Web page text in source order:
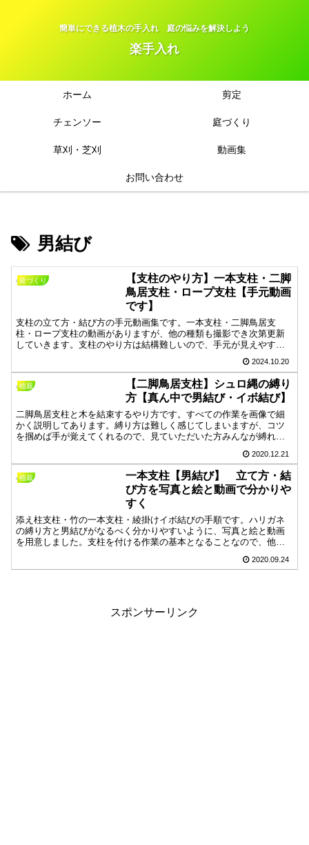
簡単にできる植木の手入れ 庭の悩みを解決しよう
楽手入れ
ホーム 剪定
チェンソー 庭づくり
草刈・芝刈 動画集
お問い合わせ
男結び
庭づくり
【支柱のやり方】一本支柱・二脚
鳥居支柱・ロープ支柱【手元動画
です】
支柱の立て方・結び方の手元動画集です。一本支柱・二脚鳥居支
柱・ロープ支柱の動画がありますが、他の種類も撮影でき次第更新
していきます。支柱のやり方は結構難しいので、手元が見えやすく
なるべく分かりやすいように撮影できたらと心がけています。
2024.10.20
植栽
【二脚鳥居支柱】シュロ縄の縛り
方【真ん中で男結び・イボ結び】
二脚鳥居支柱と木を結束するやり方です。すべての作業を画像で細
かく説明してあります。縛り方は難しく感じてしまいますが、コツ
を掴めば手が覚えてくれるので、見ていただいた方みんなが縛れる
2020.12.21
植栽
一本支柱【男結び】 立て方・結
び方を写真と絵と動画で分かりや
すく
添え柱支柱・竹の一本支柱・綾掛けイボ結びの手順です。ハリガネ
の縛り方と男結びがなるべく分かりやすいように、写真と絵と動画
を用意しました。支柱を付ける作業の基本となることなので、他の
2020.09.24
スポンサーリンク